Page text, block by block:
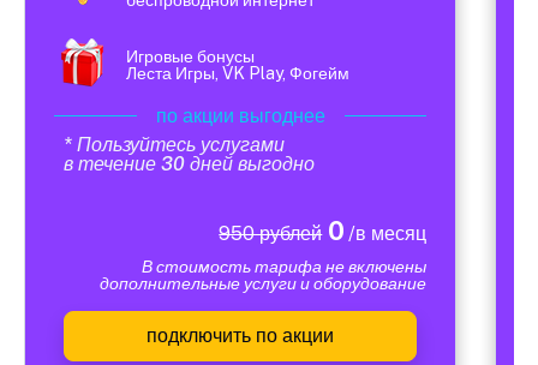
Игровые бонусы
Леста Игры, VK Play, Фогейм
по акции выгоднее
* Пользуйтесь услугами
в течение 30 дней выгодно
950 рублей0 /в месяц
В стоимость тарифа не включены
дополнительные услуги и оборудование
подключить по акции